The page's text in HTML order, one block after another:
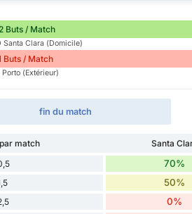
Buts / Match
Santa Clara (Domicile)
Buts / Match
Porto (Extérieur)
fin du match
match Santa
70%
50%
0%